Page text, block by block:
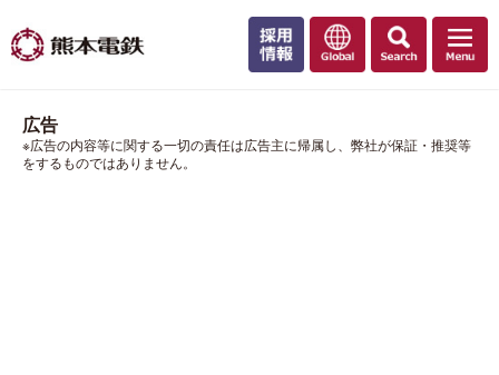
広告
※広告の内容等に関する一切の責任は広告主に帰属し、弊社が保証・推奨等
をするものではありません。